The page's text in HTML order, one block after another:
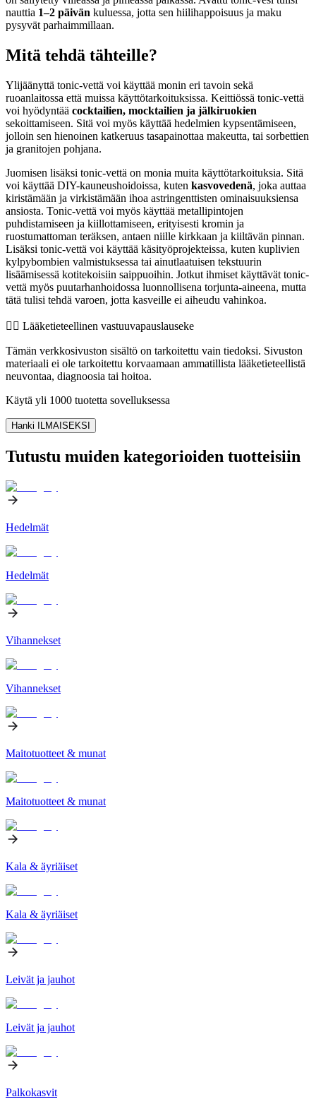
nauttia 1–2 päivän kuluessa, jotta sen hiilihappoisuus ja maku
pysyvät parhaimmillaan.
Mitä tehdä tähteille?
Ylijäänyttä tonic-vettä voi käyttää monin eri tavoin sekä
ruoanlaitossa että muissa käyttötarkoituksissa. Keittiössä tonic-vettä
voi hyödyntää cocktailien, mocktailien ja jälkiruokien
sekoittamiseen. Sitä voi myös käyttää hedelmien kypsentämiseen,
jolloin sen hienoinen katkeruus tasapainottaa makeutta, tai sorbettien
ja granitojen pohjana.
Juomisen lisäksi tonic-vettä on monia muita käyttötarkoituksia. Sitä
voi käyttää DIY-kauneushoidoissa, kuten kasvovedenä, joka auttaa
kiristämään ja virkistämään ihoa astringenttisten ominaisuuksiensa
ansiosta. Tonic-vettä voi myös käyttää metallipintojen
puhdistamiseen ja kiillottamiseen, erityisesti kromin ja
ruostumattoman teräksen, antaen niille kirkkaan ja kiiltävän pinnan.
Lisäksi tonic-vettä voi käyttää käsityöprojekteissa, kuten kuplivien
kylpybombien valmistuksessa tai ainutlaatuisen tekstuurin
lisäämisessä kotitekoisiin saippuoihin. Jotkut ihmiset käyttävät tonic-
vettä myös puutarhanhoidossa luonnollisena torjunta-aineena, mutta
tätä tulisi tehdä varoen, jotta kasveille ei aiheudu vahinkoa.
👨‍⚕️️ Lääketieteellinen vastuuvapauslauseke
Tämän verkkosivuston sisältö on tarkoitettu vain tiedoksi. Sivuston
materiaali ei ole tarkoitettu korvaamaan ammatillista lääketieteellistä
neuvontaa, diagnoosia tai hoitoa.
Käytä yli 1000 tuotetta sovelluksessa
Hanki ILMAISEKSI
Tutustu muiden kategorioiden tuotteisiin
Hedelmät
Hedelmät
Vihannekset
Vihannekset
Maitotuotteet & munat
Maitotuotteet & munat
Kala & äyriäiset
Kala & äyriäiset
Leivät ja jauhot
Leivät ja jauhot
Palkokasvit